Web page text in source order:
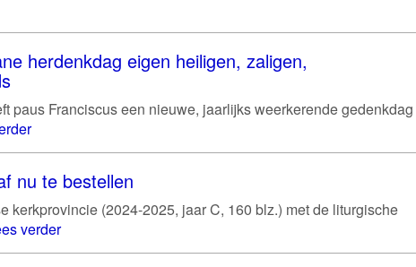
herdenkdag eigen heiligen, zaligen,
paus Franciscus een nieuwe, jaarlijks weerkerende gedenkdag
nu te bestellen
kerkprovincie (2024-2025, jaar C, 160 blz.) met de liturgische
verder